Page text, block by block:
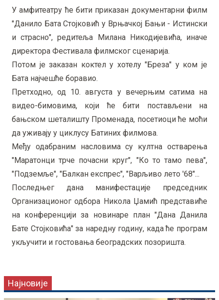
У амфитеатру ће бити приказан документарни филм
"Данило Бата Стојковић у Врњачкој Бањи - Истински
и страсно", редитеља Милана Никодијевића, иначе
директора Фестивала филмског сценарија.
Потом је заказан коктел у хотелу "Бреза" у ком је
Бата најчешће боравио.
Претходно, од 10. августа у вечерњим сатима на
видео-бимовима, који ће бити постављени на
бањском шеталишту Променада, посетиоци ће моћи
да уживају у циклусу Батиних филмова.
Међу одабраним насловима су култна остварења
"Маратонци трче почасни круг", "Ко то тамо пева",
"Подземље", "Балкан експрес", "Варљиво лето '68"...
Последњег дана манифестације председник
Организационог одбора Никола Џамић представиће
на конференцији за новинаре план "Дана Данила
Бате Стојковића" за наредну годину, када ће програм
укључити и гостовања београдских позоришта.
Најновије